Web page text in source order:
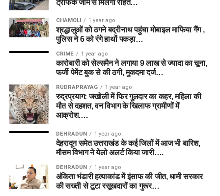
ट्रैफिक जाम से मिलेगी राहत…
CHAMOLI 1 year ago
श्रद्धालुओं को ठगने बद्रीनाथ पहुंचा मोबाइल माफिया गैंग ,
पुलिस ने 6 को रंगे हाथों पकड़ा…
CRIME 1 year ago
कारोबारी को सेल्समैन ने लगाया 9 लाख से ज्यादा का चूना,
फर्जी पेमेंट बुक से की ठगी, मुकदमा दर्ज…
RUDRAPRAYAG 1 year ago
रुद्रप्रयाग: जखोली में फिर गुलदार का कहर, महिला की
मौत से दहशत, वन विभाग के खिलाफ ग्रामीणों में
आक्रोश….
DEHRADUN 1 year ago
देहरादून समेत उत्तराखंड के कई जिलों में आज भी बारिश,
मौसम विभाग ने येलो अलर्ट किया जारी….
DEHRADUN 1 year ago
अंकिता भंडारी हत्याकांड में इंसाफ की जीत, धामी सरकार
की सख्ती से टूटा रसूखदारों का गुरूर…